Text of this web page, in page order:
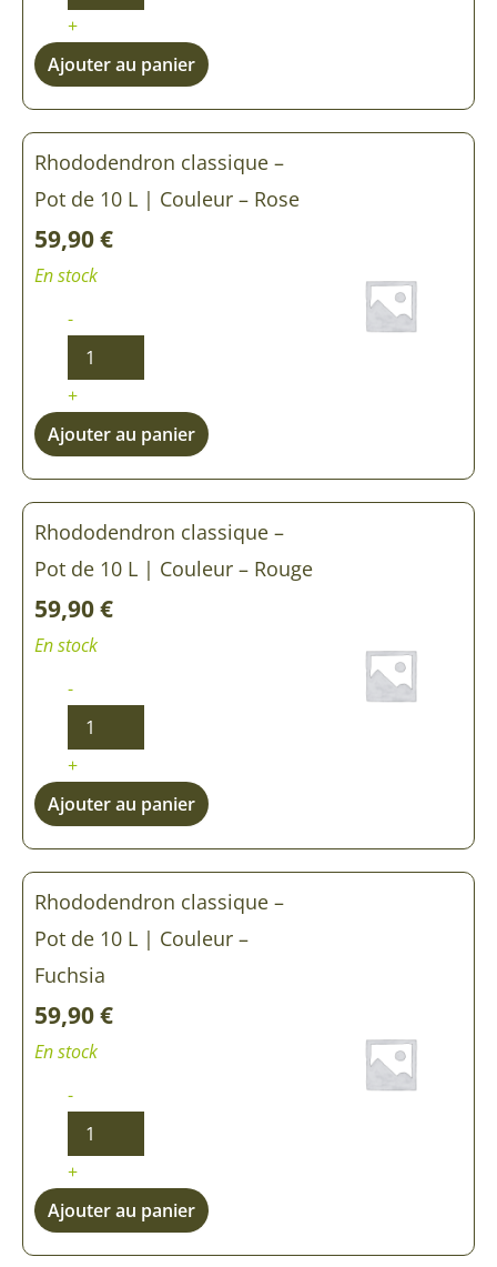
+
Ajouter au panier
Rhododendron classique –
Pot de 10 L | Couleur – Rose
59,90€
En stock
-
+
Ajouter au panier
Rhododendron classique –
Pot de 10 L | Couleur – Rouge
59,90€
En stock
-
+
Ajouter au panier
Rhododendron classique –
Pot de 10 L | Couleur –
Fuchsia
59,90€
En stock
-
+
Ajouter au panier